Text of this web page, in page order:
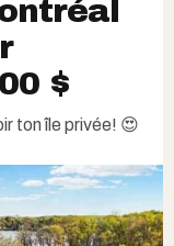
$
ton île privée! 😍